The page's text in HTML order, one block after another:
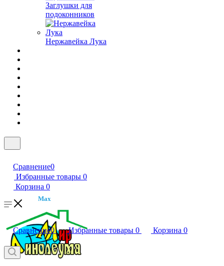
Заглушки для
подоконников
Нержавейка Лука
Сравнение0
Избранные товары 0
Корзина 0
Max
Сравнение0 Избранные товары 0 Корзина 0